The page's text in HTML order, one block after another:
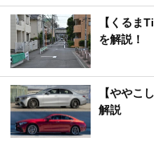
【くるま
を解説！
【ややこ
解説